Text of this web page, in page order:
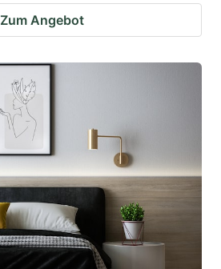
Zum Angebot